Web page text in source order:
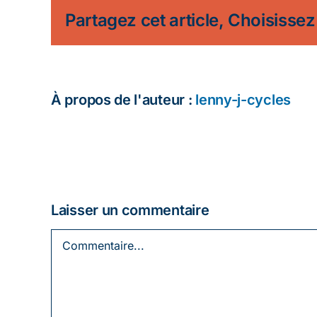
Partagez cet article,
À propos de l'auteur : lenny-j-cycles
Laisser un commentaire